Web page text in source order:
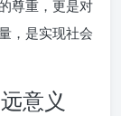
尊重，更是对
，是实现社会
意义